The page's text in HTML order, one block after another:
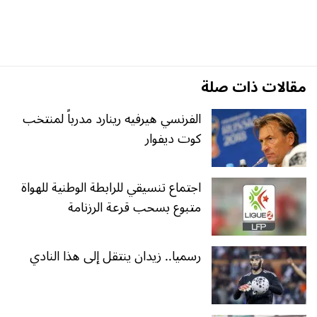
مقالات ذات صلة
الفرنسي هيرفيه رينارد مدرباً لمنتخب
كوت ديفوار
اجتماع تنسيقي للرابطة الوطنية للهواة
متبوع بسحب قرعة الرزنامة
رسميا.. زيدان ينتقل إلى هذا النادي